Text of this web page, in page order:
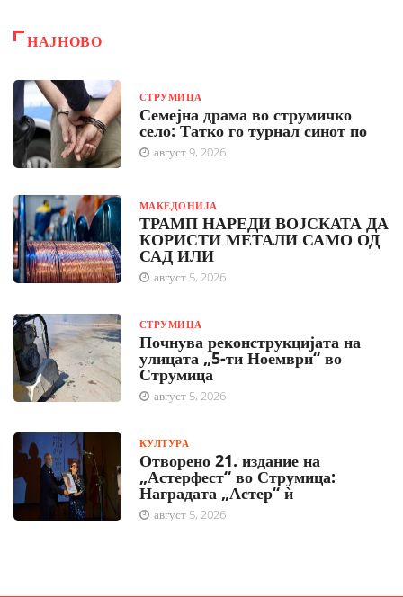
НАЈНОВО
СТРУМИЦА
Семејна драма во струмичко
село: Татко го турнал синот по
август 9, 2026
МАКЕДОНИЈА
ТРАМП НАРЕДИ ВОЈСКАТА ДА
КОРИСТИ МЕТАЛИ САМО ОД
САД ИЛИ
август 5, 2026
СТРУМИЦА
Почнува реконструкцијата на
улицата „5-ти Ноември“ во
Струмица
август 5, 2026
КУЛТУРА
Отворено 21. издание на
„Астерфест“ во Струмица:
Наградата „Астер“ ѝ
август 5, 2026